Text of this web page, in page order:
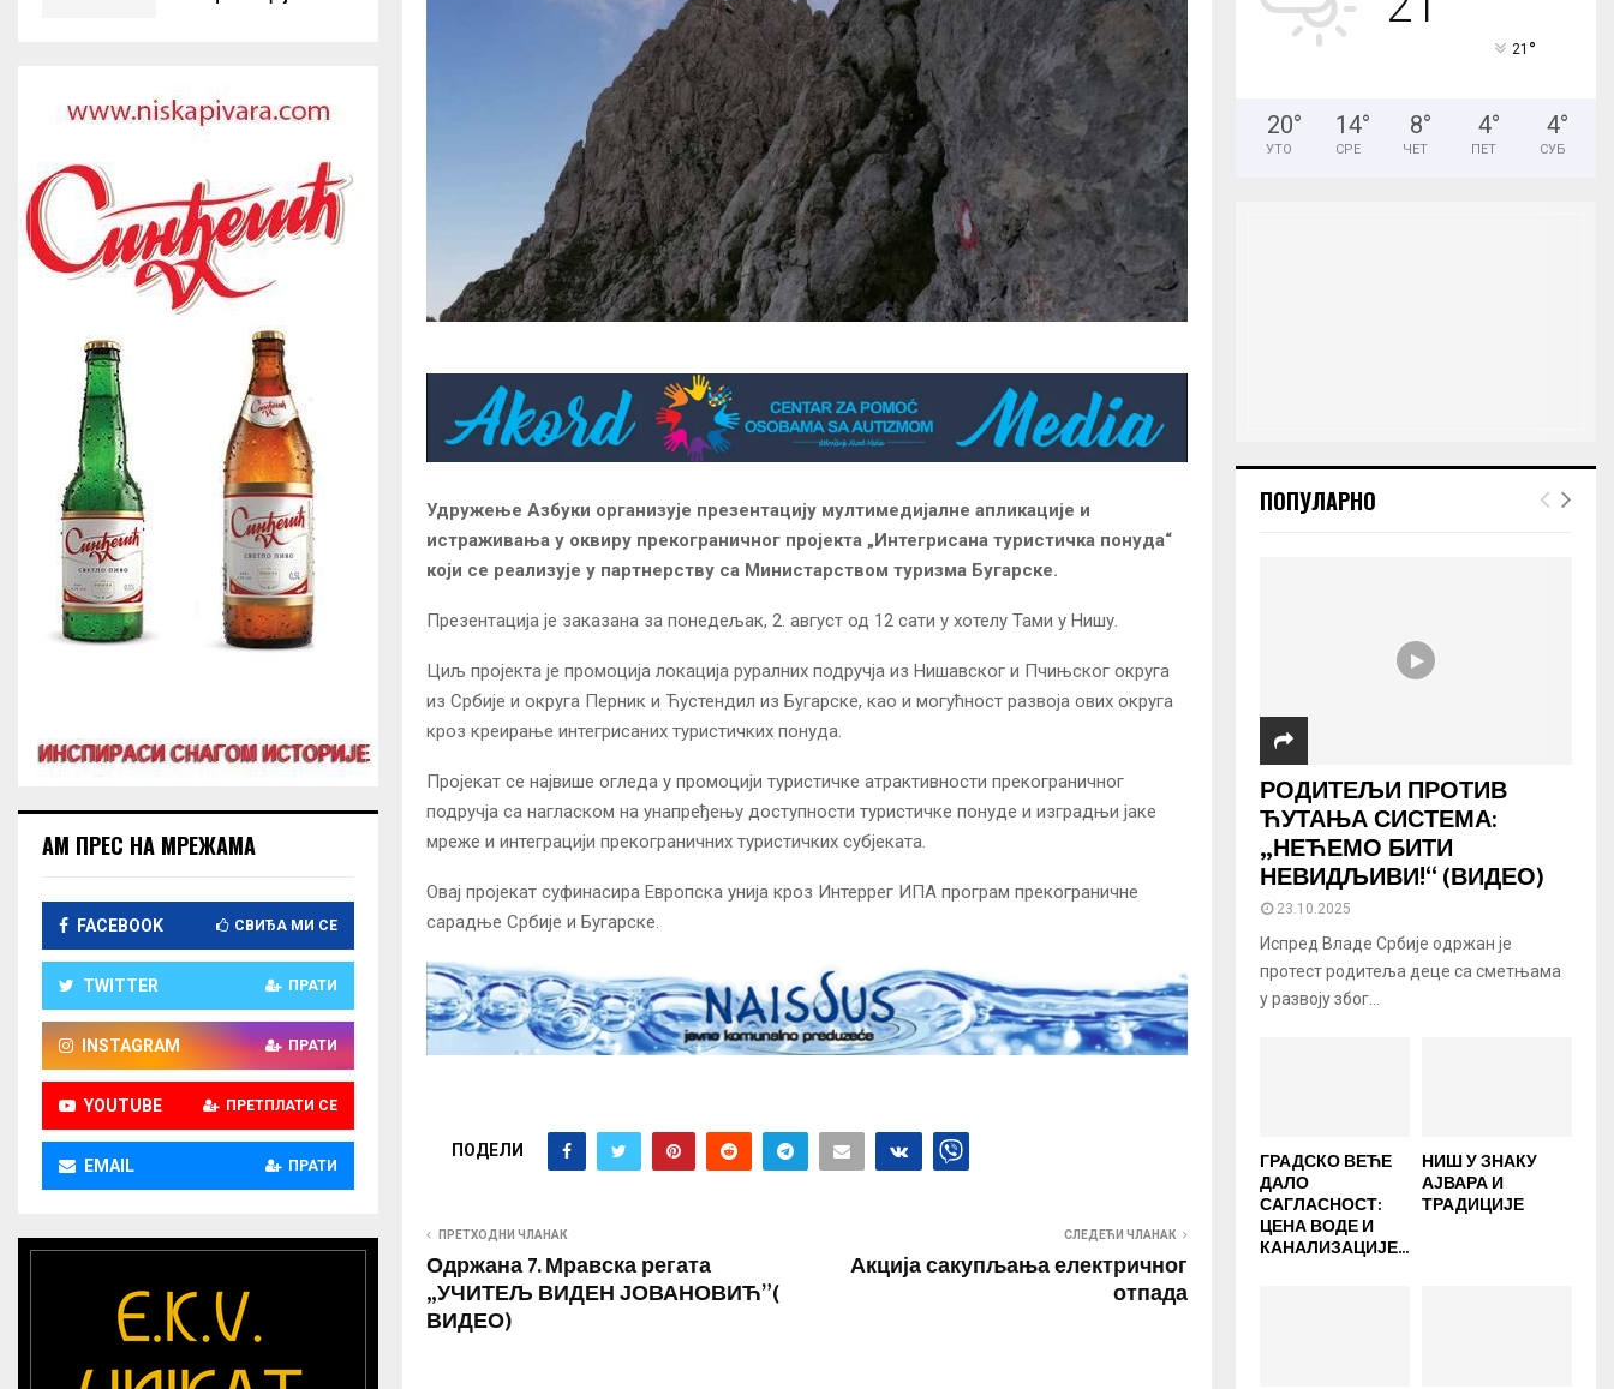
Удружење Азбуки организује презентацију мултимедијалне апликације и
истраживања у оквиру прекограничног пројекта „Интегрисана туристичка понуда“
који се реализује у партнерству са Министарством туризма Бугарске.
Презентација је заказана за понедељак, 2. август од 12 сати у хотелу Тами у Нишу.
Циљ пројекта је промоција локација руралних подручја из Нишавског и Пчињског округа
из Србије и округа Перник и Ћустендил из Бугарске, као и могућност развоја ових округа
кроз креирање интегрисаних туристичких понуда.
Пројекат се највише огледа у промоцији туристичке атрактивности прекограничног
подручја са нагласком на унапређењу доступности туристичке понуде и изградњи јаке
мреже и интеграцији прекограничних туристичких субјеката.
Овај пројекат суфинасира Европска унија кроз Интеррег ИПА програм прекограничне
сарадње Србије и Бугарске.
ПОДЕЛИ
ПРЕТХОДНИ ЧЛАНАК
Одржана 7. Мравска регата
„УЧИТЕЉ ВИДЕН ЈОВАНОВИЋ”(
ВИДЕО)
СЛЕДЕЋИ ЧЛАНАК
Акција сакупљања електричног
отпада
АМ ПРЕС НА МРЕЖАМА
FACEBOOK СВИЂА МИ СЕ
TWITTER ПРАТИ
INSTAGRAM ПРАТИ
YOUTUBE ПРЕТПЛАТИ СЕ
EMAIL ПРАТИ
21 °
20°
УТО
14°
СРЕ
8°
ЧЕТ
4°
ПЕТ
4°
СУБ
ПОПУЛАРНО
РОДИТЕЉИ ПРОТИВ
ЋУТАЊА СИСТЕМА:
„НЕЋЕМО БИТИ
НЕВИДЉИВИ!“ (ВИДЕО)
23.10.2025
Испред Владе Србије одржан је
протест родитеља деце са сметњама
у развоју због...
ГРАДСКО ВЕЋЕ
ДАЛО
САГЛАСНОСТ:
ЦЕНА ВОДЕ И
КАНАЛИЗАЦИЈЕ...
НИШ У ЗНАКУ
АЈВАРА И
ТРАДИЦИЈЕ